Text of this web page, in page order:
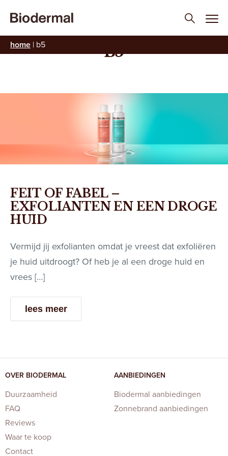
home | b5 B5
FEIT OF FABEL –
EXFOLIANTEN EN EEN DROGE
HUID
Vermijd jij exfolianten omdat je vreest dat exfoliëren
je huid uitdroogt? Of heb je al een droge huid en
vrees […]
lees meer
OVER BIODERMAL
Duurzaamheid
FAQ
Reviews
Waar te koop
Contact
AANBIEDINGEN
Biodermal aanbiedingen
Zonnebrand aanbiedingen